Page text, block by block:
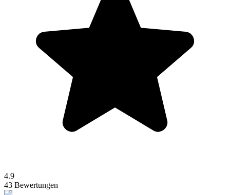
4.9
43 Bewertungen